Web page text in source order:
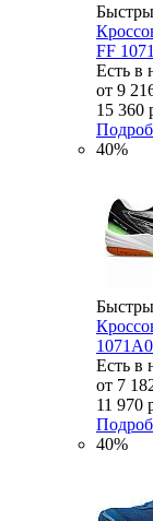
FF
Есть в
от 9
15 360
40%
Есть в
от 7
11 970
40%